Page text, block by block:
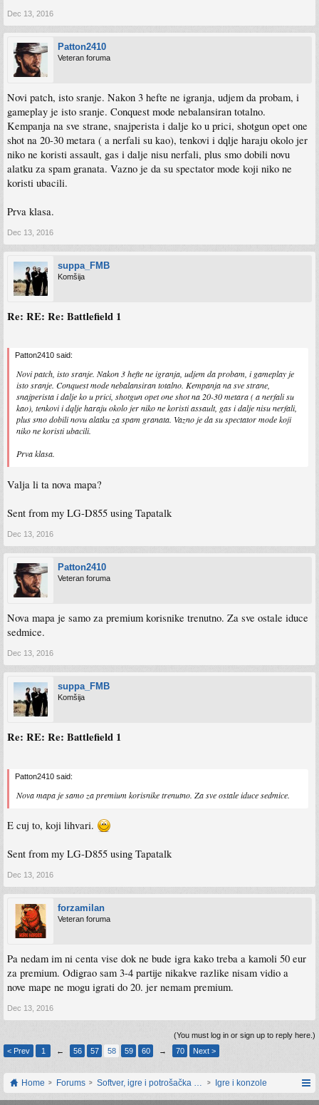
Dec 13, 2016
Patton2410
Veteran foruma
Novi patch, isto sranje. Nakon 3 hefte ne igranja, udjem da probam, i
gameplay je isto sranje. Conquest mode nebalansiran totalno.
Kempanja na sve strane, snajperista i dalje ko u prici, shotgun opet one
shot na 20-30 metara ( a nerfali su kao), tenkovi i dqlje haraju okolo jer
niko ne koristi assault, gas i dalje nisu nerfali, plus smo dobili novu
alatku za spam granata. Vazno je da su spectator mode koji niko ne
koristi ubacili.
Prva klasa.
Dec 13, 2016
suppa_FMB
Komšija
Re: RE: Re: Battlefield 1
Patton2410 said:
Novi patch, isto sranje. Nakon 3 hefte ne igranja, udjem da probam, i gameplay je
isto sranje. Conquest mode nebalansiran totalno. Kempanja na sve strane,
snajperista i dalje ko u prici, shotgun opet one shot na 20-30 metara ( a nerfali su
kao), tenkovi i dqlje haraju okolo jer niko ne koristi assault, gas i dalje nisu nerfali,
plus smo dobili novu alatku za spam granata. Vazno je da su spectator mode koji
niko ne koristi ubacili.
Prva klasa.
Valja li ta nova mapa?
Sent from my LG-D855 using Tapatalk
Dec 13, 2016
Patton2410
Veteran foruma
Nova mapa je samo za premium korisnike trenutno. Za sve ostale iduce
sedmice.
Dec 13, 2016
suppa_FMB
Komšija
Re: RE: Re: Battlefield 1
Patton2410 said:
Nova mapa je samo za premium korisnike trenutno. Za sve ostale iduce sedmice.
E cuj to, koji lihvari.
Sent from my LG-D855 using Tapatalk
Dec 13, 2016
forzamilan
Veteran foruma
Pa nedam im ni centa vise dok ne bude igra kako treba a kamoli 50 eur
za premium. Odigrao sam 3-4 partije nikakve razlike nisam vidio a
nove mape ne mogu igrati do 20. jer nemam premium.
Dec 13, 2016
(You must log in or sign up to reply here.)
< Prev
1 ← 56 57 58 59 60 → 70 Next >
Home Forums Softver, igre i potrošačka elektronikaIgre i konzole